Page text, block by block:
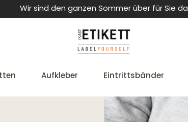
Wir sind den ganzen Sommer über für Sie da
Aufkleber Eintrittsbänder